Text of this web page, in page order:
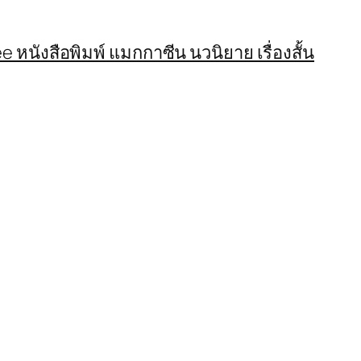
หนังสือพิมพ์ แมกกาซีน นวนิยาย เรื่องสั้น